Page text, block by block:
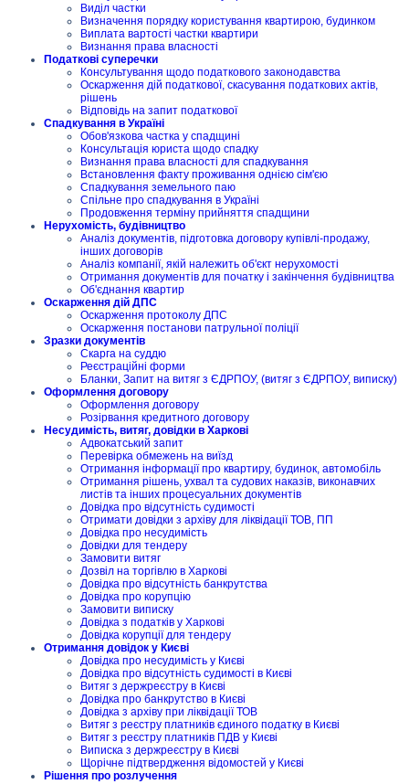
Виділ частки
Визначення порядку користування квартирою, будинком
Виплата вартості частки квартири
Визнання права власності
Податкові суперечки
Консультування щодо податкового законодавства
Оскарження дій податкової, скасування податкових актів,
рішень
Відповідь на запит податкової
Спадкування в Україні
Обов'язкова частка у спадщині
Консультація юриста щодо спадку
Визнання права власності для спадкування
Встановлення факту проживання однією сім'єю
Спадкування земельного паю
Спільне про спадкування в Україні
Продовження терміну прийняття спадщини
Нерухомість, будівництво
Аналіз документів, підготовка договору купівлі-продажу,
інших договорів
Аналіз компанії, якій належить об'єкт нерухомості
Отримання документів для початку і закінчення будівництва
Об'єднання квартир
Оскарження дій ДПС
Оскарження протоколу ДПС
Оскарження постанови патрульної поліції
Зразки документів
Скарга на суддю
Реєстраційні форми
Бланки, Запит на витяг з ЄДРПОУ, (витяг з ЄДРПОУ, виписку)
Оформлення договору
Оформлення договору
Розірвання кредитного договору
Несудимість, витяг, довідки в Харкові
Адвокатський запит
Перевірка обмежень на виїзд
Отримання інформації про квартиру, будинок, автомобіль
Отримання рішень, ухвал та судових наказів, виконавчих
листів та інших процесуальних документів
Довідка про відсутність судимості
Отримати довідки з архіву для ліквідації ТОВ, ПП
Довідка про несудимість
Довідки для тендеру
Замовити витяг
Дозвіл на торгівлю в Харкові
Довідка про відсутність банкрутства
Довідка про корупцію
Замовити виписку
Довідка з податків у Харкові
Довідка корупції для тендеру
Отримання довідок у Києві
Довідка про несудимість у Києві
Довідка про відсутність судимості в Києві
Витяг з держреєстру в Києві
Довідка про банкрутство в Києві
Довідка з архіву при ліквідації ТОВ
Витяг з реєстру платників єдиного податку в Києві
Витяг з реєстру платників ПДВ у Києві
Виписка з держреєстру в Києві
Щорічне підтвердження відомостей у Києві
Рішення про розлучення